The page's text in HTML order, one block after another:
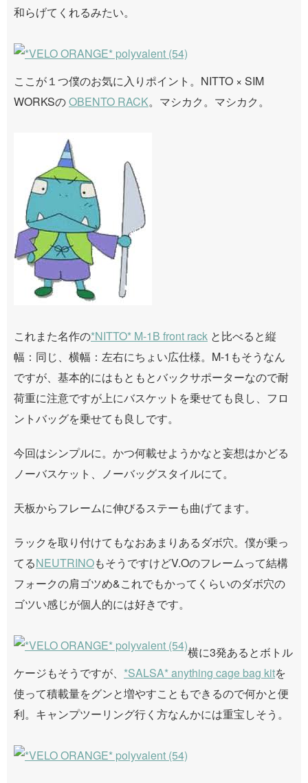
和らげてくれるみたい。
ここが１つ僕のお気に入りポイント。NITTO × SIM
WORKSのOBENTO RACK。マシカク。マシカク。
これまた名作の*NITTO* M-1B front rack と比べると縦
幅：同じ、横幅：左右にちょい広仕様。M-1もそうなん
ですが、基本的にはもともとバックサポーターなので耐
荷重に注意ですが上にバスケットを乗せても良し、フロ
ントバッグを乗せても良しです。
今回はシンプルに。かつ何載せようかなと妄想はかどる
ノーバスケット、ノーバッグスタイルにて。
天板からフレームに伸びるステーも曲げてます。
ラックを取り付けてもなおあまりあるダボ穴。僕が乗っ
てるNEUTRINOもそうですけどV.Oのフレームって結構
フォークの肩ゴツめ&これでもかってくらいのダボ穴の
ゴツい感じが個人的には好きです。
横に3発あるとボトル
ケージもそうですが、 *SALSA* anything cage bag kitを
使って積載量をグンと増やすこともできるので何かと便
利。キャンプツーリング行く方なんかには重宝しそう。